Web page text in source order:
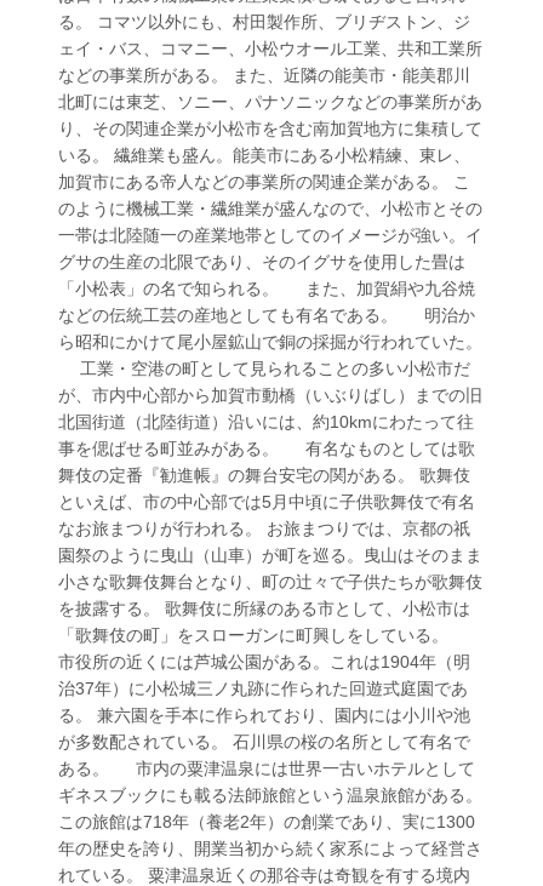
る。 コマツ以外にも、村田製作所、ブリヂストン、ジ
ェイ・バス、コマニー、小松ウオール工業、共和工業所
などの事業所がある。 また、近隣の能美市・能美郡川
北町には東芝、ソニー、パナソニックなどの事業所があ
り、その関連企業が小松市を含む南加賀地方に集積して
いる。 繊維業も盛ん。能美市にある小松精練、東レ、
加賀市にある帝人などの事業所の関連企業がある。 こ
のように機械工業・繊維業が盛んなので、小松市とその
一帯は北陸随一の産業地帯としてのイメージが強い。イ
グサの生産の北限であり、そのイグサを使用した畳は
「小松表」の名で知られる。 また、加賀絹や九谷焼
などの伝統工芸の産地としても有名である。 明治か
ら昭和にかけて尾小屋鉱山で銅の採掘が行われていた。
工業・空港の町として見られることの多い小松市だ
が、市内中心部から加賀市動橋（いぶりばし）までの旧
北国街道（北陸街道）沿いには、約10kmにわたって往
事を偲ばせる町並みがある。 有名なものとしては歌
舞伎の定番『勧進帳』の舞台安宅の関がある。 歌舞伎
といえば、市の中心部では5月中頃に子供歌舞伎で有名
なお旅まつりが行われる。 お旅まつりでは、京都の祇
園祭のように曳山（山車）が町を巡る。曳山はそのまま
小さな歌舞伎舞台となり、町の辻々で子供たちが歌舞伎
を披露する。 歌舞伎に所縁のある市として、小松市は
「歌舞伎の町」をスローガンに町興しをしている。
市役所の近くには芦城公園がある。これは1904年（明
治37年）に小松城三ノ丸跡に作られた回遊式庭園であ
る。 兼六園を手本に作られており、園内には小川や池
が多数配されている。 石川県の桜の名所として有名で
ある。 市内の粟津温泉には世界一古いホテルとして
ギネスブックにも載る法師旅館という温泉旅館がある。
この旅館は718年（養老2年）の創業であり、実に1300
年の歴史を誇り、開業当初から続く家系によって経営さ
れている。 粟津温泉近くの那谷寺は奇観を有する境内